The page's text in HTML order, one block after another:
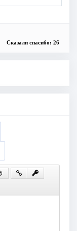
Сказали спасибо: 26